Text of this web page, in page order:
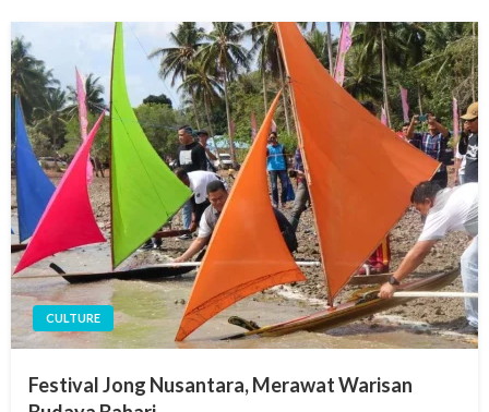
CULTURE
Festival Jong Nusantara, Merawat Warisan